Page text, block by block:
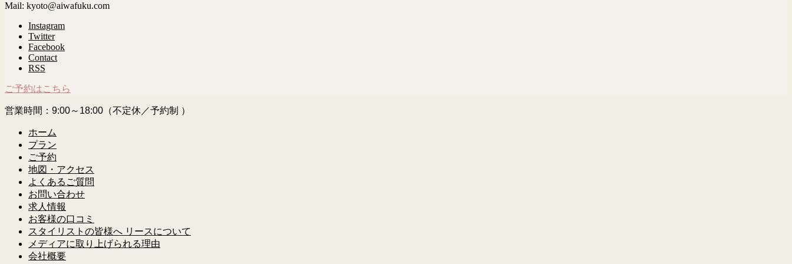
Mail: kyoto@aiwafuku.com
Instagram
Twitter
Facebook
Contact
RSS
ご予約はこちら
営業時間：9:00～18:00（不定休／予約制 ）
ホーム
プラン
ご予約
地図・アクセス
よくあるご質問
お問い合わせ
求人情報
お客様の口コミ
スタイリストの皆様へ リースについて
メディアに取り上げられる理由
会社概要